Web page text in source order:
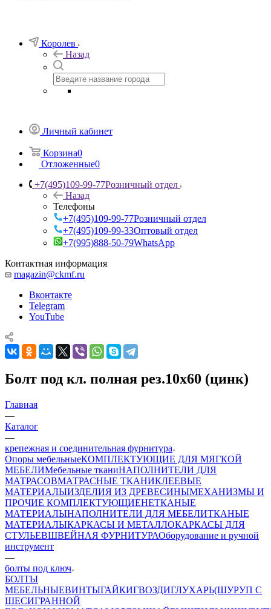
Королев
Назад
Личный кабинет
Корзина0
Отложенные0
+7(495)109-99-77Розничный отдел
Назад
Телефоны
+7(495)109-99-77Розничный отдел
+7(495)109-99-33Оптовый отдел
+7(995)888-50-79WhatsApp
Контактная информация
magazin@ckmf.ru
Вконтакте
Telegram
YouTube
Болт под кл. полная рез.10х60 (цинк)
Главная
—
Каталог
—
крепежная и соединительная фурнитура
Опоры мебельныеКОМПЛЕКТУЮЩИЕ ДЛЯ МЯГКОЙ
МЕБЕЛИМебельные тканиНАПОЛНИТЕЛИ ДЛЯ
МАТРАСОВМАТРАСНЫЕ ТКАНИКЛЕЕВЫЕ
МАТЕРИАЛЫИЗДЕЛИЯ ИЗ ДРЕВЕСИНЫМЕХАНИЗМЫ И
ПРОЧИЕ КОМПЛЕКТУЮЩИЕНЕТКАНЫЕ
МАТЕРИАЛЫНАПОЛНИТЕЛИ ДЛЯ МЕБЕЛИТКАНЫЕ
МАТЕРИАЛЫКАРКАСЫ И МЕТАЛЛОКАРКАСЫ ДЛЯ
СТУЛЬЕВШВЕЙНАЯ ФУРНИТУРАОборудование и ручной
инструмент
—
болты под ключ
БОЛТЫ
МЕБЕЛЬНЫЕВИНТЫГАЙКИГВОЗДИГЛУХАРЬ(ШУРУП С
ШЕСИГРАННОЙ